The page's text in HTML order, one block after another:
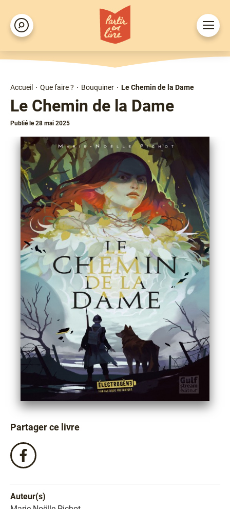
Aller
au
contenu
principal
Rechercher
Ouvrir
le
d'Ariane
Accueil Que faire ? Bouquiner Le Chemin de la Dame
Le Chemin de la Dame
Publié le 28 mai 2025
Partager ce livre
Partagez
ce
Facebook
Auteur(s)